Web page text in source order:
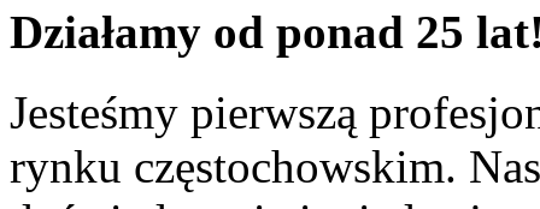
Działamy od ponad 25
Jesteśmy pierwszą
rynku częstochowskim.